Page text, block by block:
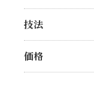
技法
価格